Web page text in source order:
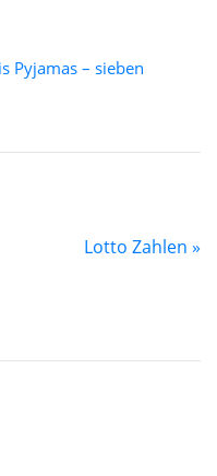
Pyjamas – sieben
Lotto Zahlen »